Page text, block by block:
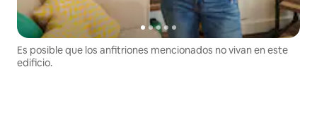
Es posible que los anfitriones mencionados no vivan en este
edificio.